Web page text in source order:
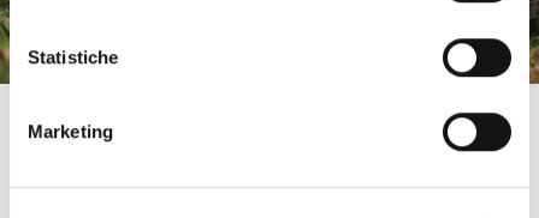
Statistiche
Marketing